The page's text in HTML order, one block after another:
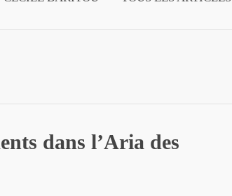
dans l’Aria des